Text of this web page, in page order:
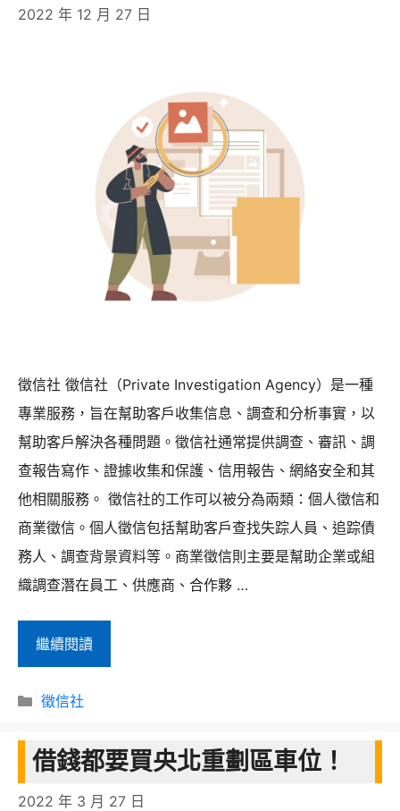
2022 年 12 月 27 日
徵信社 徵信社（Private Investigation Agency）是一種
專業服務，旨在幫助客戶收集信息、調查和分析事實，以
幫助客戶解決各種問題。徵信社通常提供調查、審訊、調
查報告寫作、證據收集和保護、信用報告、網絡安全和其
他相關服務。 徵信社的工作可以被分為兩類：個人徵信和
商業徵信。個人徵信包括幫助客戶查找失踪人員、追踪債
務人、調查背景資料等。商業徵信則主要是幫助企業或組
織調查潛在員工、供應商、合作夥 …
繼續閱讀徵
信
什
分
徵信社
借錢都要買央北重劃區車位！
2022 年 3 月 27 日